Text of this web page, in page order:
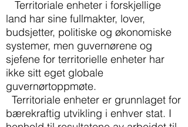
Territoriale enheter i forskjellige
land har sine fullmakter, lover,
budsjetter, politiske og økonomiske
systemer, men guvernørene og
sjefene for territorielle enheter har
ikke sitt eget globale
guvernørtoppmøte.
Territoriale enheter er grunnlaget for
bærekraftig utvikling i enhver stat. I